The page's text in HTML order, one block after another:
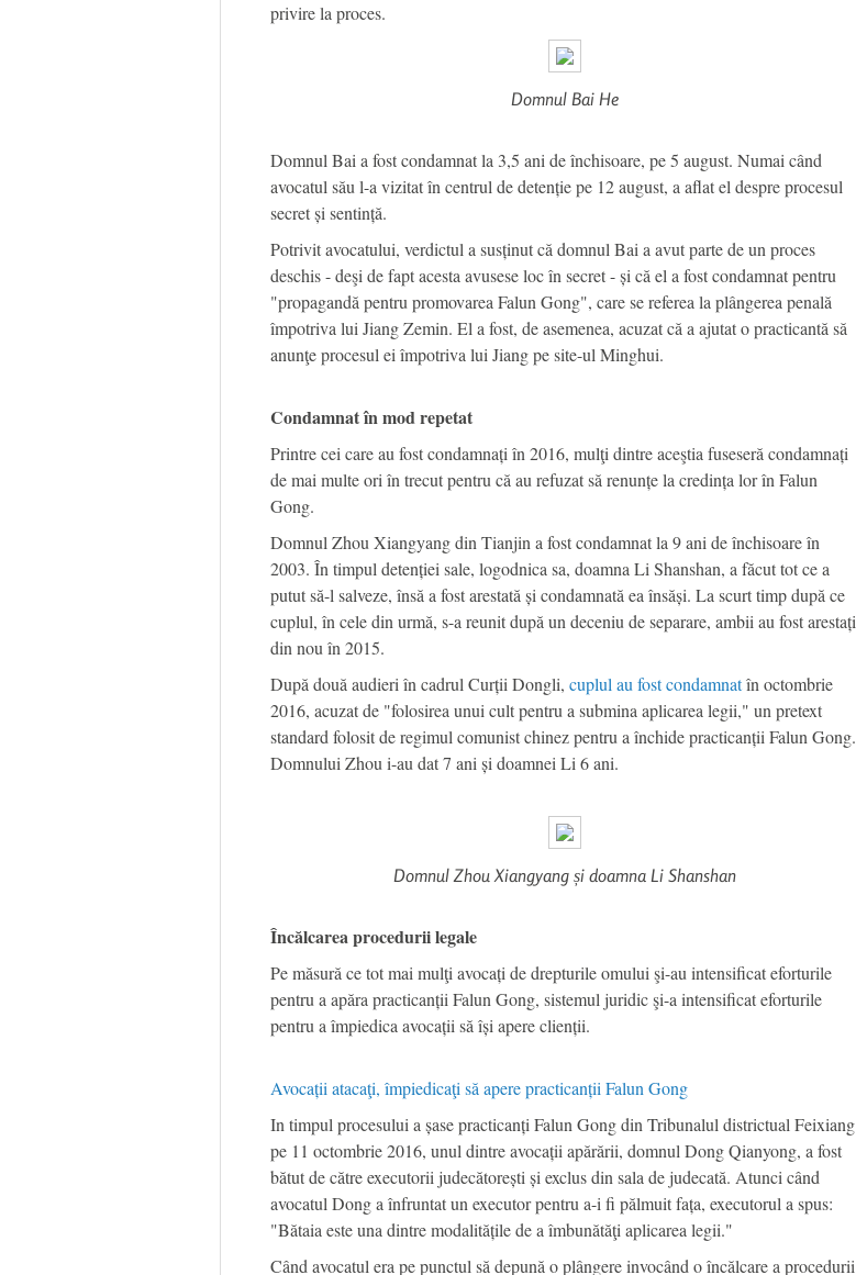
privire la proces.
Domnul Bai He
Domnul Bai a fost condamnat la 3,5 ani de închisoare, pe 5 august. Numai când
avocatul său l-a vizitat în centrul de detenție pe 12 august, a aflat el despre procesul
secret și sentință.
Potrivit avocatului, verdictul a susținut că domnul Bai a avut parte de un proces
deschis - deşi de fapt acesta avusese loc în secret - și că el a fost condamnat pentru
"propagandă pentru promovarea Falun Gong", care se referea la plângerea penală
împotriva lui Jiang Zemin. El a fost, de asemenea, acuzat că a ajutat o practicantă să
anunţe procesul ei împotriva lui Jiang pe site-ul Minghui.
Condamnat în mod repetat
Printre cei care au fost condamnați în 2016, mulţi dintre aceştia fuseseră condamnați
de mai multe ori în trecut pentru că au refuzat să renunțe la credința lor în Falun
Gong.
Domnul Zhou Xiangyang din Tianjin a fost condamnat la 9 ani de închisoare în
2003. În timpul detenției sale, logodnica sa, doamna Li Shanshan, a făcut tot ce a
putut să-l salveze, însă a fost arestată și condamnată ea însăși. La scurt timp după ce
cuplul, în cele din urmă, s-a reunit după un deceniu de separare, ambii au fost arestați
din nou în 2015.
După două audieri în cadrul Curții Dongli, cuplul au fost condamnatîn octombrie
2016, acuzat de "folosirea unui cult pentru a submina aplicarea legii," un pretext
standard folosit de regimul comunist chinez pentru a închide practicanții Falun Gong.
Domnului Zhou i-au dat 7 ani și doamnei Li 6 ani.
Domnul Zhou Xiangyang și doamna Li Shanshan
Încălcarea procedurii legale
Pe măsură ce tot mai mulţi avocați de drepturile omului şi-au intensificat eforturile
pentru a apăra practicanții Falun Gong, sistemul juridic şi-a intensificat eforturile
pentru a împiedica avocații să își apere clienții.
Avocații atacaţi, împiedicaţi să apere practicanții Falun Gong
In timpul procesului a șase practicanți Falun Gong din Tribunalul districtual Feixiang
pe 11 octombrie 2016, unul dintre avocații apărării, domnul Dong Qianyong, a fost
bătut de către executorii judecătorești și exclus din sala de judecată. Atunci când
avocatul Dong a înfruntat un executor pentru a-i fi pălmuit fața, executorul a spus:
"Bătaia este una dintre modalitățile de a îmbunătăţi aplicarea legii."
Când avocatul era pe punctul să depună o plângere invocând o încălcare a procedurii